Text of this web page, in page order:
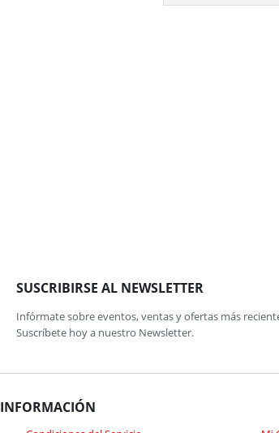
SUSCRIBIRSE AL NEWSLETTER
Infórmate sobre eventos, ventas y ofertas más
Suscríbete hoy a nuestro Newsletter.
INFORMACIÓN